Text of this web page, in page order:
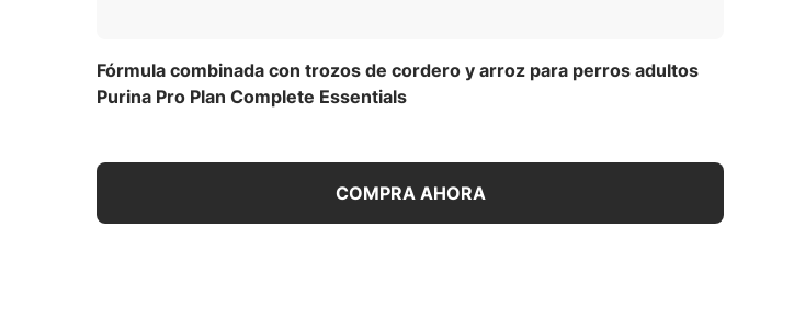
Fórmula combinada con trozos de cordero y arroz para perros adultos
Purina Pro Plan Complete Essentials
COMPRA AHORA